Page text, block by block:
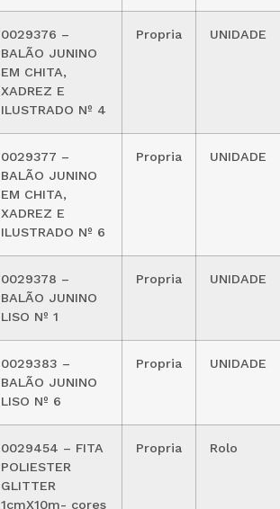
0029376 –
BALÃO JUNINO
EM CHITA,
XADREZ E
ILUSTRADO Nº 4
Propria UNIDADE
0029377 –
BALÃO JUNINO
EM CHITA,
XADREZ E
ILUSTRADO Nº 6
Propria UNIDADE
0029378 –
BALÃO JUNINO
LISO Nº 1
Propria UNIDADE
0029383 –
BALÃO JUNINO
LISO Nº 6
Propria UNIDADE
0029454 – FITA
POLIESTER
GLITTER
1cmX10m- cores
Propria Rolo